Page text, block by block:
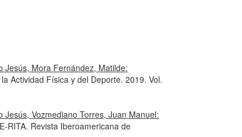
Jesús, Mora Fernández, Matilde:
Actividad Física y del Deporte. 2019. Vol.
Vozmediano Torres, Juan Manuel:
RITA. Revista Iberoamericana de